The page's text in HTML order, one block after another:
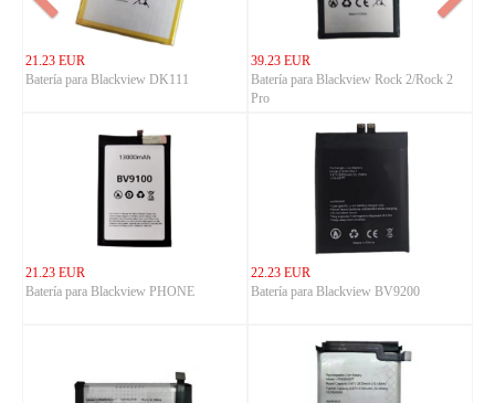
21.23 EUR
Batería para Blackview DK111
39.23 EUR
Batería para Blackview Rock 2/Rock 2
Pro
21.23 EUR
Batería para Blackview PHONE
22.23 EUR
Batería para Blackview BV9200